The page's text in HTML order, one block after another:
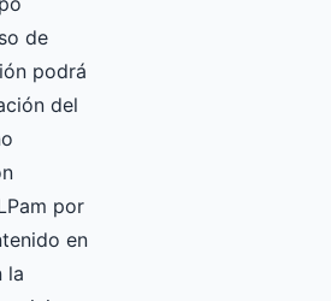
de
podrá
del
por
en
la